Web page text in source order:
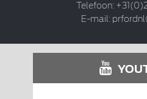
Telefoon:
E-mail: